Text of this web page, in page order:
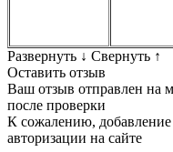
Развернуть ↓ Свернуть ↑
Оставить отзыв
Ваш отзыв отправлен на
после проверки
К сожалению, добавление
авторизации на сайте